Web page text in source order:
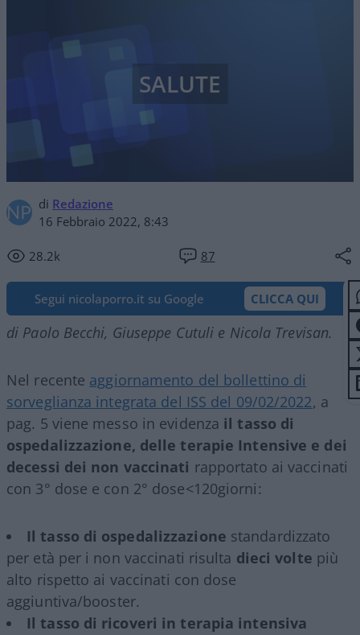
di Redazione
16 Febbraio 2022, 8:43
28.2k 87
SALUTE
Segui nicolaporro.it su Google CLICCA QUI
di Paolo Becchi, Giuseppe Cutuli e Nicola Trevisan.
Nel recente aggiornamento del bollettino di
sorveglianza integrata del ISS del 09/02/2022, a
pag. 5 viene messo in evidenza il tasso di
ospedalizzazione, delle terapie Intensive e dei
decessi dei non vaccinati rapportato ai vaccinati
con 3° dose e con 2° dose<120giorni:
Il tasso di ospedalizzazione standardizzato
per età per i non vaccinati risulta dieci volte più
alto rispetto ai vaccinati con dose
aggiuntiva/booster.
Il tasso di ricoveri in terapia intensiva